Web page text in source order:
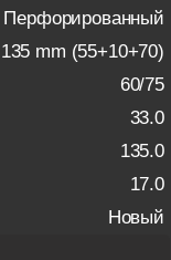
Перфорированный
135 mm (55+10+70)
60/75
33.0
135.0
17.0
Новый